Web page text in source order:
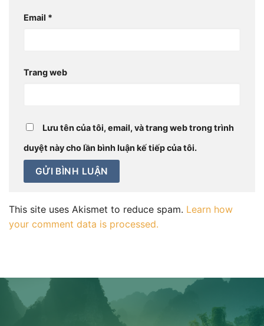
Email *
Trang web
Lưu tên của tôi, email, và trang web trong trình
duyệt này cho lần bình luận kế tiếp của tôi.
This site uses Akismet to reduce spam. Learn how
your comment data is processed.